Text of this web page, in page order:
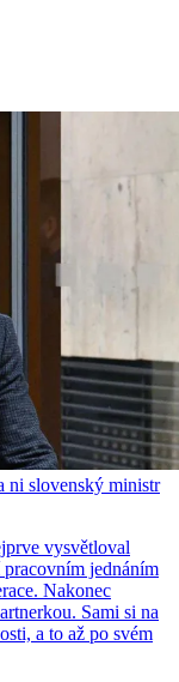
ni slovenský ministr
vysvětloval
jednáním
Nakonec
Sami si na
a to až po svém